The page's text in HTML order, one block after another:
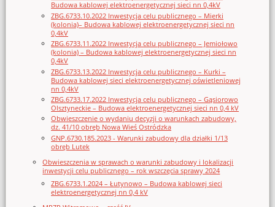
Budowa kablowej elektroenergetycznej sieci nn 0,4kV
ZBG.6733.10.2022 Inwestycja celu publicznego – Mierki
(kolonia)– Budowa kablowej elektroenergetycznej sieci nn
0,4kV
ZBG.6733.11.2022 Inwestycja celu publicznego – Jemiołowo
(kolonia) – Budowa kablowej elektroenergetycznej sieci nn
0,4kV
ZBG.6733.13.2022 Inwestycja celu publicznego – Kurki –
Budowa kablowej sieci elektroenergetycznej oświetleniowej
nn 0,4kV
ZBG.6733.17.2022 Inwestycja celu publicznego – Gąsiorowo
Olsztyneckie – Budowa elektroenergetycznej sieci nn 0,4 kV
Obwieszczenie o wydaniu decyzji o warunkach zabudowy,
dz. 41/10 obręb Nowa Wieś Ostródzka
GNP.6730.185.2023 - Warunki zabudowy dla działki 1/13
obręb Lutek
Obwieszczenia w sprawach o warunki zabudowy i lokalizacji
inwestycji celu publicznego – rok wszczęcia sprawy 2024
ZBG.6733.1.2024 – Łutynowo – Budowa kablowej sieci
elektroenergetycznej nn 0,4 kV